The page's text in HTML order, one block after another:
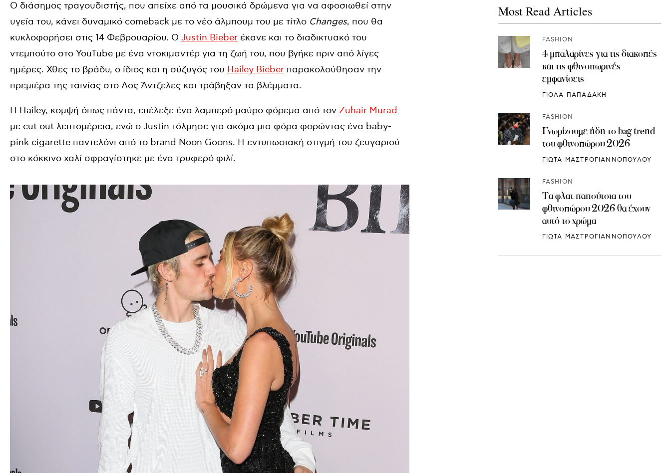
O διάσημος τραγουδιστής, που απείχε από τα μουσικά δρώμενα για να αφοσιωθεί στην
υγεία του, κάνει δυναμικό comeback με το νέο άλμπουμ του με τίτλο Changes, που θα
κυκλοφορήσει στις 14 Φεβρουαρίου. Ο Justin Bieber έκανε και το διαδικτυακό του
ντεμπούτο στο YouTube με ένα ντοκιμαντέρ για τη ζωή του, που βγήκε πριν από λίγες
ημέρες. Χθες το βράδυ, ο ίδιος και η σύζυγός του Hailey Bieber παρακολούθησαν την
πρεμιέρα της ταινίας στο Λος Άντζελες και τράβηξαν τα βλέμματα.
Η Hailey, κομψή όπως πάντα, επέλεξε ένα λαμπερό μαύρο φόρεμα από τον Zuhair Murad
με cut out λεπτομέρεια, ενώ ο Justin τόλμησε για ακόμα μια φόρα φορώντας ένα baby-
pink cigarette παντελόνι από το brand Noon Goons. Η εντυπωσιακή στιγμή του ζευγαριού
στο κόκκινο χαλί σφραγίστηκε με ένα τρυφερό φιλί.
Most Read Articles
FASHION
4 μπαλαρίνες για τις διακοπές
και τις φθινοπωρινές
εμφανίσεις
ΓΙΟΛΑ ΠΑΠΑΔΑΚΗ
FASHION
Γνωρίζουμε ήδη το bag trend
του φθινοπώρου 2026
ΓΙΩΤΑ ΜΑΣΤΡΟΓΙΑΝΝΟΠΟΥΛΟΥ
FASHION
Τα φλατ παπούτσια του
φθινοπώρου 2026 θα έχουν
αυτό το χρώμα
ΓΙΩΤΑ ΜΑΣΤΡΟΓΙΑΝΝΟΠΟΥΛΟΥ